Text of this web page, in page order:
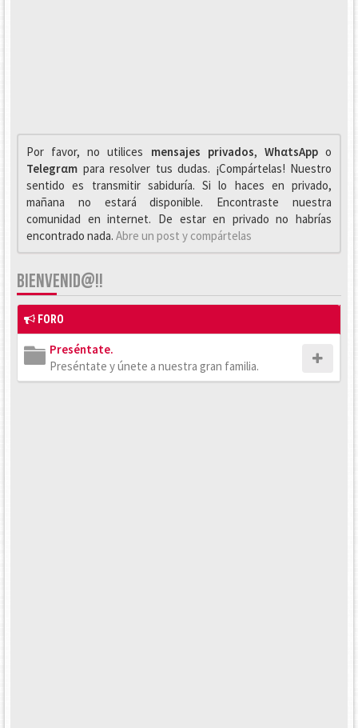
Por favor, no utilices mensajes privados, WhαtsAppo
Telegrαm para resolver tus dudas. ¡Compártelas! Nuestro
sentido es transmitir sabiduría. Si lo haces en privado,
mañana no estará disponible. Encontraste nuestra
comunidad en internet. De estar en privado no habrías
encontrado nada. Abre un post y compártelas
BIENVENID@!!
FORO
Preséntate.
Preséntate y únete a nuestra gran familia.